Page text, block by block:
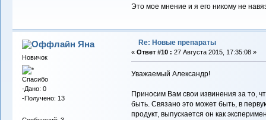
Это мое мнение и я его никому не
Яна
Новичок
Спасибо
-Дано: 0
-Получено: 13
Re: Новые препараты
« Ответ #10 : 27 Августа 2015, 17:35:08 »
Уважаемый Александр!
Приносим Вам свои извинения за то,
быть. Связано это может быть, в
продукт, выпускается он как